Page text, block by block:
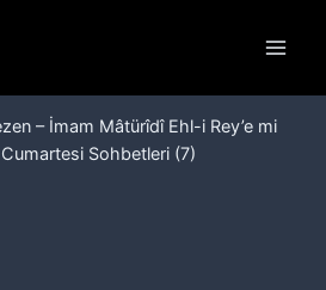
– İmam Mâtürîdî Ehl-i Rey’e mi
Cumartesi Sohbetleri (7)